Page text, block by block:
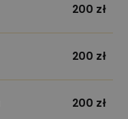
200 zł
200 zł
200 zł